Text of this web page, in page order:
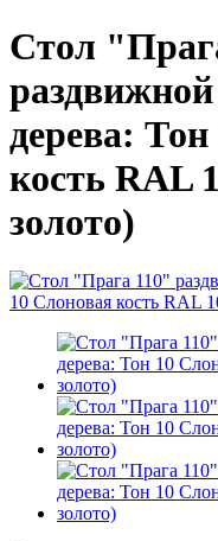
Стол
дерева:
кость RAL
золото)